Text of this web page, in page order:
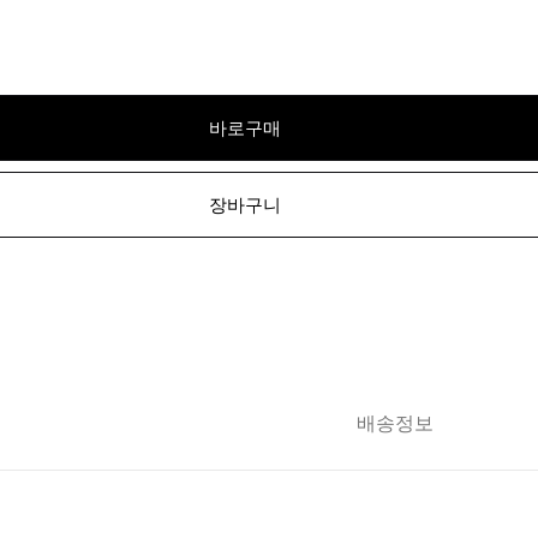
바로구매
장바구니
배송정보